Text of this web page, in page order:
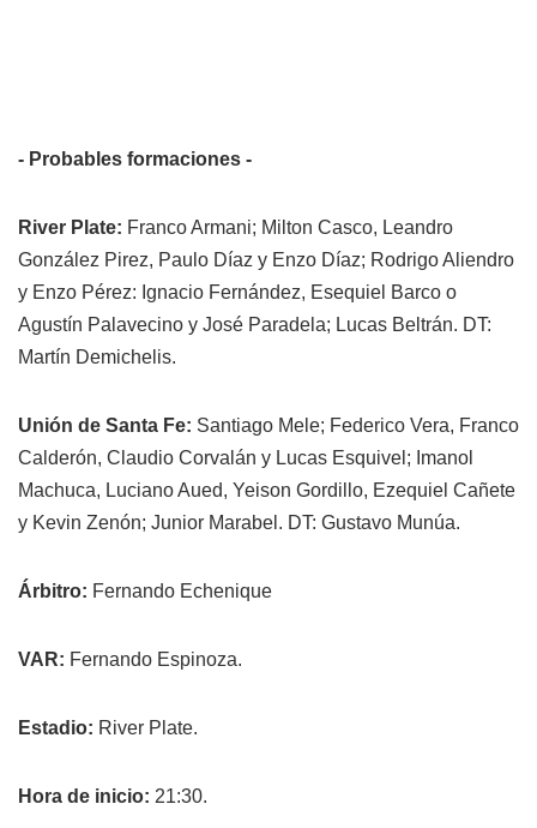
- Probables formaciones -
River Plate: Franco Armani; Milton Casco, Leandro
González Pirez, Paulo Díaz y Enzo Díaz; Rodrigo Aliendro
y Enzo Pérez: Ignacio Fernández, Esequiel Barco o
Agustín Palavecino y José Paradela; Lucas Beltrán. DT:
Martín Demichelis.
Unión de Santa Fe: Santiago Mele; Federico Vera, Franco
Calderón, Claudio Corvalán y Lucas Esquivel; Imanol
Machuca, Luciano Aued, Yeison Gordillo, Ezequiel Cañete
y Kevin Zenón; Junior Marabel. DT: Gustavo Munúa.
Árbitro: Fernando Echenique
VAR: Fernando Espinoza.
Estadio: River Plate.
Hora de inicio: 21:30.